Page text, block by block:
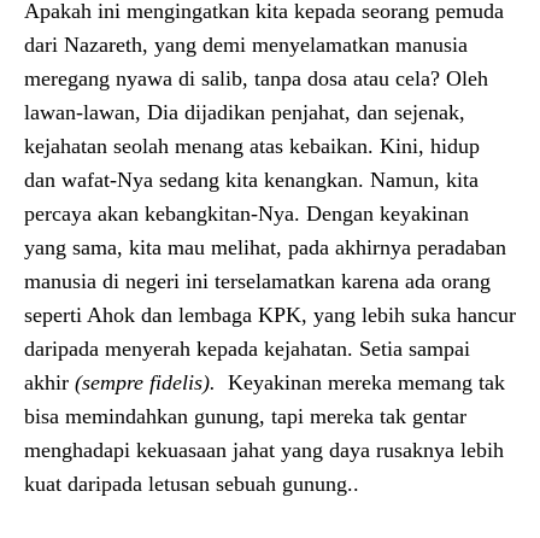
Apakah ini mengingatkan kita kepada seorang pemuda
dari Nazareth, yang demi menyelamatkan manusia
meregang nyawa di salib, tanpa dosa atau cela? Oleh
lawan-lawan, Dia dijadikan penjahat, dan sejenak,
kejahatan seolah menang atas kebaikan. Kini, hidup
dan wafat-Nya sedang kita kenangkan. Namun, kita
percaya akan kebangkitan-Nya. Dengan keyakinan
yang sama, kita mau melihat, pada akhirnya peradaban
manusia di negeri ini terselamatkan karena ada orang
seperti Ahok dan lembaga KPK, yang lebih suka hancur
daripada menyerah kepada kejahatan. Setia sampai
akhir (sempre fidelis). Keyakinan mereka memang tak
bisa memindahkan gunung, tapi mereka tak gentar
menghadapi kekuasaan jahat yang daya rusaknya lebih
kuat daripada letusan sebuah gunung..